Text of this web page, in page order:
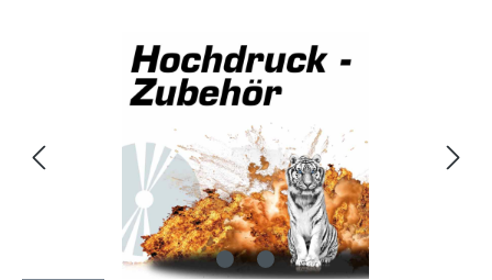
Bildergalerie überspringen